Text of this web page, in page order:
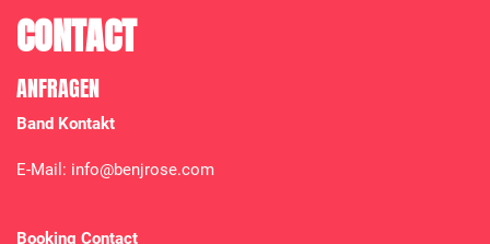
CONTACT
ANFRAGEN
Band Kontakt
E-Mail: info@benjrose.com
Booking Contact